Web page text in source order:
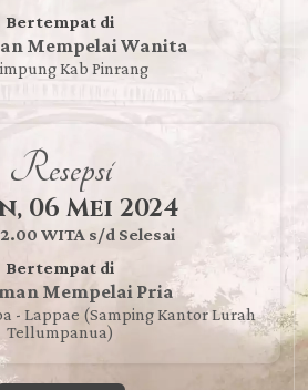
Bertempat di
Mempelai Wanita
Kab Pinrang
Resepsi
06 Mei 2024
WITA s/d Selesai
Bertempat di
Mempelai Pria
- Lappae (samping Kantor Lurah
Tellumpanua)